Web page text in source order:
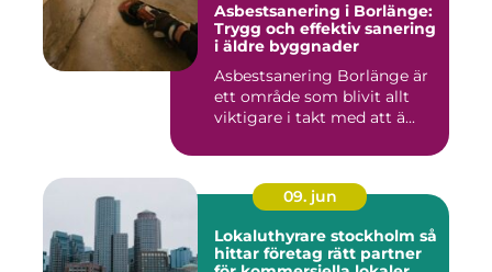
Asbestsanering i Borlänge:
Trygg och effektiv sanering
i äldre byggnader
Asbestsanering Borlänge är
ett område som blivit allt
viktigare i takt med att ä...
09. jun
Lokaluthyrare stockholm så
hittar företag rätt partner